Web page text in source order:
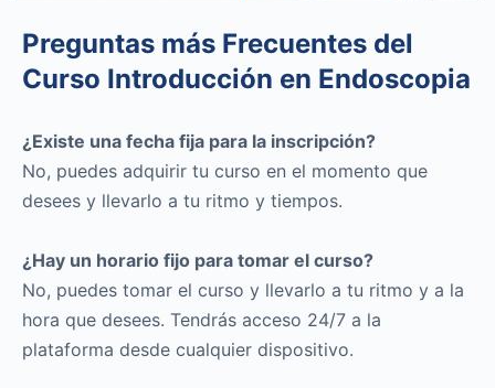
Preguntas más Frecuentes del
Curso Introducción en Endoscopia
¿Existe una fecha fija para la inscripción?
No, puedes adquirir tu curso en el momento que
desees y llevarlo a tu ritmo y tiempos.
¿Hay un horario fijo para tomar el curso?
No, puedes tomar el curso y llevarlo a tu ritmo y a la
hora que desees. Tendrás acceso 24/7 a la
plataforma desde cualquier dispositivo.